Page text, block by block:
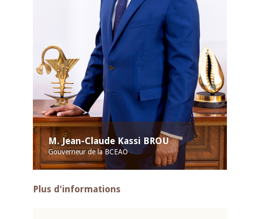
M. Jean-Claude Kassi BROU
Gouverneur de la BCEAO
Plus d'informations